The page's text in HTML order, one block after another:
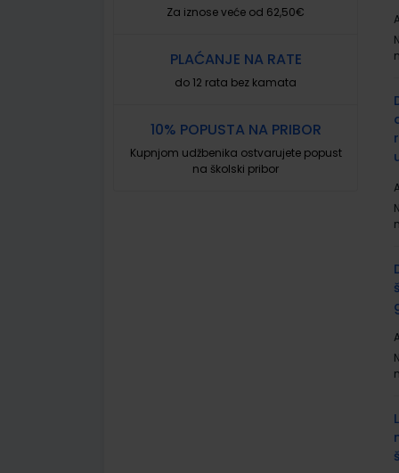
Za iznose veće od 62,50€
PLAĆANJE NA RATE
do 12 rata bez kamata
10% POPUSTA NA PRIBOR
Kupnjom udžbenika ostvarujete popust
na školski pribor